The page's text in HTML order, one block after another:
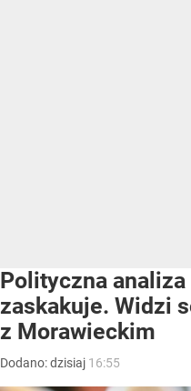
Polityczna
zaskakuje. Widzi
z Morawieckim
Dodano:dzisiaj 16:55